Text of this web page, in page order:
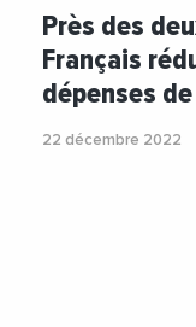
Près des
Français
dépenses
22 décembre 2022